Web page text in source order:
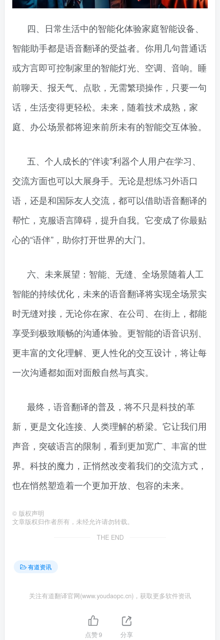
四、日常生活中的智能化体验家庭智能设备、
智能助手都是语音翻译的受益者。你用几句普通话
或方言即可控制家里的智能灯光、空调、音响。睡
前聊天、报天气、点歌，无需繁琐操作，只要一句
话，生活变得更轻松。未来，随着技术成熟，家
庭、办公场景都将迎来前所未有的智能交互体验。
五、个人成长的“伴读”利器个人用户在学习、
交流方面也可以大展身手。无论是想练习外语口
语，还是和国际友人交流，都可以借助语音翻译的
帮忙，克服语言障碍，提升自我。它变成了你最贴
心的“语伴”，助你打开世界的大门。
六、未来展望：智能、无缝、全场景随着人工
智能的持续优化，未来的语音翻译将实现全场景实
时无缝对接，无论你在家、在公司、在街上，都能
享受到极致顺畅的沟通体验。更智能的语音识别、
更丰富的文化理解、更人性化的交互设计，将让每
一次沟通都如面对面般自然与真实。
最终，语音翻译的普及，将不只是科技的革
新，更是文化连接、人类理解的桥梁。它让我们用
声音，突破语言的限制，看到更加宽广、丰富的世
界。科技的魔力，正悄然改变着我们的交流方式，
也在悄然塑造着一个更加开放、包容的未来。
© 版权声明
文章版权归作者所有，未经允许请勿转载。
THE END
有道资讯
关注有道翻译官网(www.youdaopc.cn)，获取更多软件资讯
点赞9 分享